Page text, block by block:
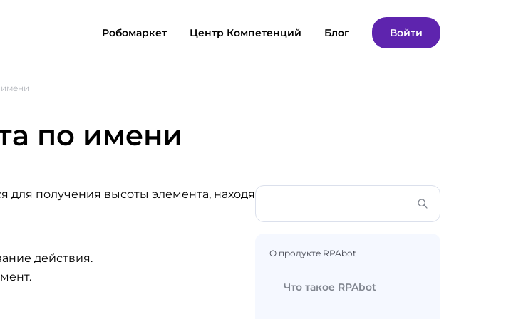
Робомаркет Центр Компетенций Блог Войти
по имени
для получения высоты элемента, находя
действия.
О продукте RPAbot
Что такое RPAbot